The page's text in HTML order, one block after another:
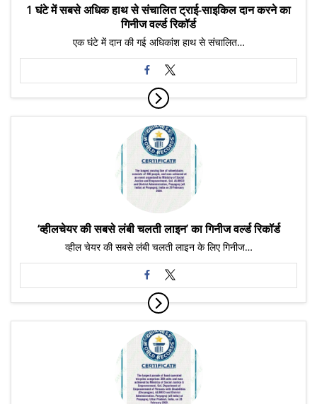
1 घंटे में सबसे अधिक हाथ से संचालित ट्राई-साइकिल दान करने का
गिनीज वर्ल्ड रिकॉर्ड
एक घंटे में दान की गई अधिकांश हाथ से संचालित…
‘व्हीलचेयर की सबसे लंबी चलती लाइन’ का गिनीज वर्ल्ड रिकॉर्ड
व्हील चेयर की सबसे लंबी चलती लाइन के लिए गिनीज…